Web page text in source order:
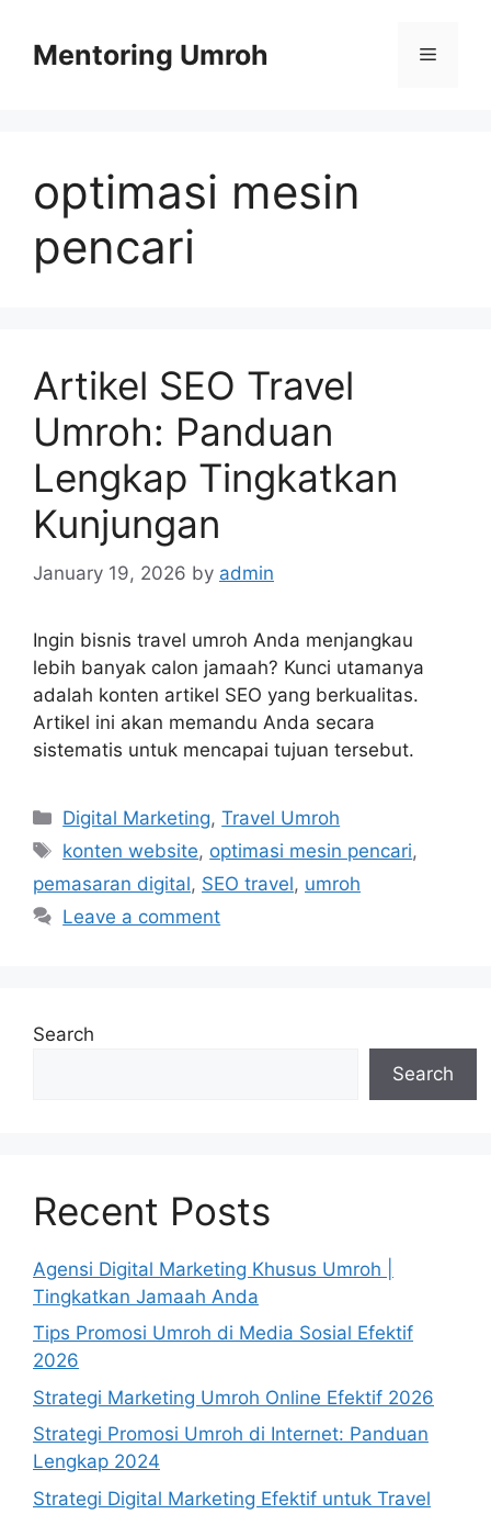
contentMentoring Umroh Menu
optimasi mesin
pencari
Artikel SEO Travel
Umroh: Panduan
Lengkap Tingkatkan
Kunjungan
January 19, 2026 by admin
Ingin bisnis travel umroh Anda menjangkau
lebih banyak calon jamaah? Kunci utamanya
adalah konten artikel SEO yang berkualitas.
Artikel ini akan memandu Anda secara
sistematis untuk mencapai tujuan tersebut.
Categories
Digital Marketing,Travel Umroh
Tags
konten website, optimasi mesin pencari,
pemasaran digital, SEO travel, umroh
Leave a comment
Search
Search
Recent Posts
Agensi Digital Marketing Khusus Umroh |
Tingkatkan Jamaah Anda
Tips Promosi Umroh di Media Sosial Efektif
2026
Strategi Marketing Umroh Online Efektif 2026
Strategi Promosi Umroh di Internet: Panduan
Lengkap 2024
Strategi Digital Marketing Efektif untuk Travel